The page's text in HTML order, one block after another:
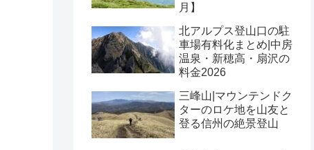
月】
北アルプス登山口の駐
車場有料化まとめ|中房
温泉・新穂高・扇沢の
料金2026
三峰山|マウンテンドク
ターのロケ地を山友と
登る信州の絶景登山